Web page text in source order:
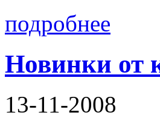
подробнее
Новинки от
13-11-2008